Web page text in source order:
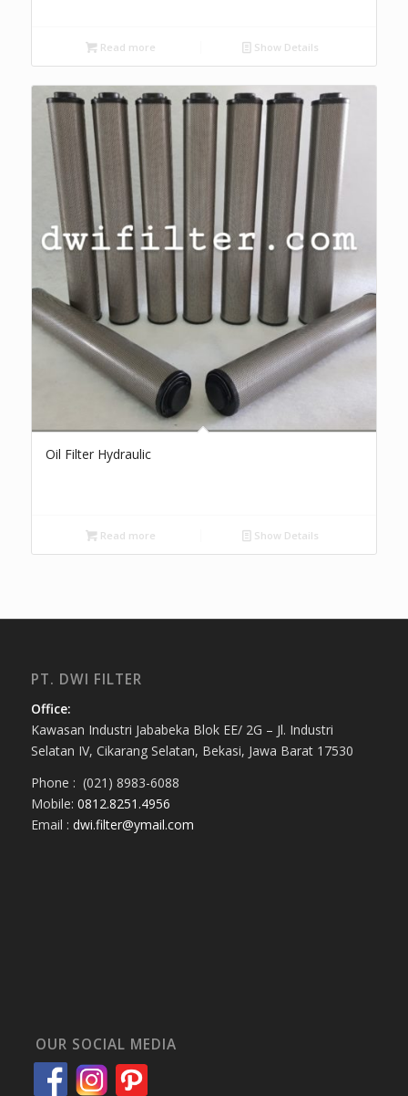
Read more Show Details
Oil Filter Hydraulic
Read more Show Details
PT. DWI FILTER
Office:
Kawasan Industri Jababeka Blok EE/ 2G – Jl. Industri
Selatan IV, Cikarang Selatan, Bekasi, Jawa Barat 17530
Phone : (021) 8983-6088
Mobile: 0812.8251.4956
Email : dwi.filter@ymail.com
OUR SOCIAL MEDIA